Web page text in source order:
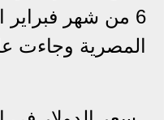
6 من شهر
المصرية وجاءت